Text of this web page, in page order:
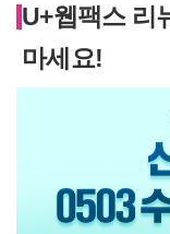
U+웹팩스 리
마세요!